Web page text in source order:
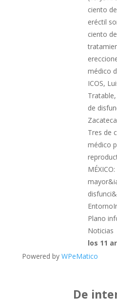
ciento
eréctil
ciento
médico
ICOS,
de
Tres de
médico
Plano
Noticias
los 11
Powered by WPeMatico
De